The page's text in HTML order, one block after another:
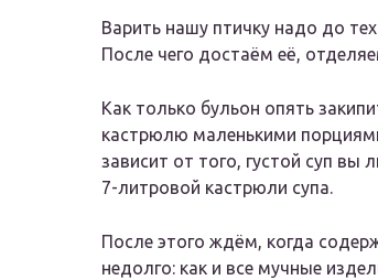
Варить нашу птичку надо до
После чего достаём её,
Как только бульон опять
кастрюлю маленькими
зависит от того, густой суп
7-литровой кастрюли супа.
После этого ждём, когда
недолго: как и все мучные